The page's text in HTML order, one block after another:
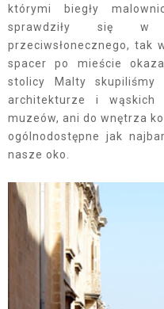
którymi biegły
sprawdziły się w
przeciwsłonecznego, tak
spacer po mieście
stolicy Malty
architekturze i wąskich
muzeów, ani do wnętrza
ogólnodostępne jak
nasze oko.